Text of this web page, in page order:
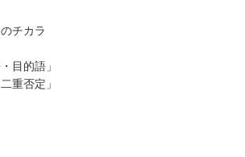
チカラ
目的語」
重否定」